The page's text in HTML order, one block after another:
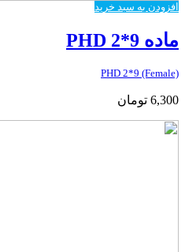
افزودن به سبد خرید
ماده PHD 2*9
PHD 2*9 (Female)
6,300 تومان